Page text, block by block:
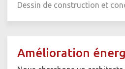
Dessin de construction et
Amélioration